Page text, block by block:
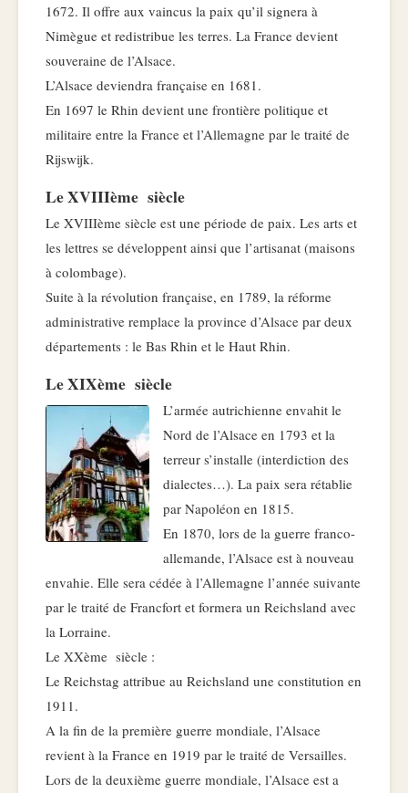
1672. Il offre aux vaincus la paix qu’il signera à
Nimègue et redistribue les terres. La France devient
souveraine de l’Alsace.
L’Alsace deviendra française en 1681.
En 1697 le Rhin devient une frontière politique et
militaire entre la France et l’Allemagne par le traité de
Rijswijk.
Le XVIIIème siècle
Le XVIIIème siècle est une période de paix. Les arts et
les lettres se développent ainsi que l’artisanat (maisons
à colombage).
Suite à la révolution française, en 1789, la réforme
administrative remplace la province d’Alsace par deux
départements : le Bas Rhin et le Haut Rhin.
Le XIXème siècle
L’armée autrichienne envahit le
Nord de l’Alsace en 1793 et la
terreur s’installe (interdiction des
dialectes…). La paix sera rétablie
par Napoléon en 1815.
En 1870, lors de la guerre franco-
allemande, l’Alsace est à nouveau
envahie. Elle sera cédée à l’Allemagne l’année suivante
par le traité de Francfort et formera un Reichsland avec
la Lorraine.
Le XXème siècle :
Le Reichstag attribue au Reichsland une constitution en
1911.
A la fin de la première guerre mondiale, l’Alsace
revient à la France en 1919 par le traité de Versailles.
Lors de la deuxième guerre mondiale, l’Alsace est a